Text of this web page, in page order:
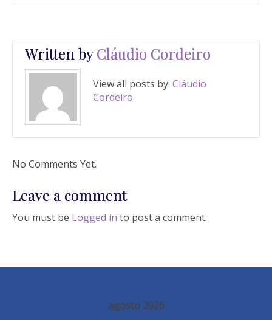
Written byCláudio Cordeiro
View all posts by: Cláudio
Cordeiro
No Comments Yet.
Leave a comment
You must be Logged in to post a comment.
agosto 2026